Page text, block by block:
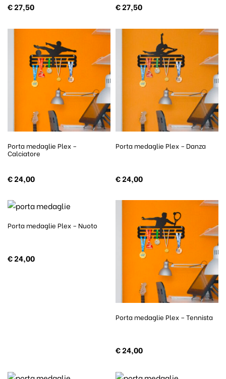
€27,50 €27,50
Porta medaglie Plex –
Calciatore
€24,00
Porta medaglie Plex – Danza
€24,00
Porta medaglie Plex – Nuoto
€24,00
Porta medaglie Plex – Tennista
€24,00